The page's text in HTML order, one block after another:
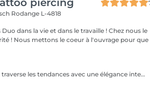
piercing
Rodange L-4818
pour que
Le piercing du nez traverse les tendances avec une élégance intemporelle. Discret ou plus audacieux selon le bijou choisi, il met naturellement les traits du visage en valeur. Conseils personnalisés et suivi de cicatrisation Inclus : Bijou de première pose en titane ASTM F-136 + 5€ pour changer la couleur de ton bijou grâce à l'anodisation. Les bijoux de la vitrine sont disponibles en première pause, le prix du bijou est à ajouter à la prestation. Pour toutes demandes d'informations, merci de me contacter. Tout les mineurs doivent être accompagnés d'un tuteur légal ( parents ! ), des justificatifs d'identités seront demandés.